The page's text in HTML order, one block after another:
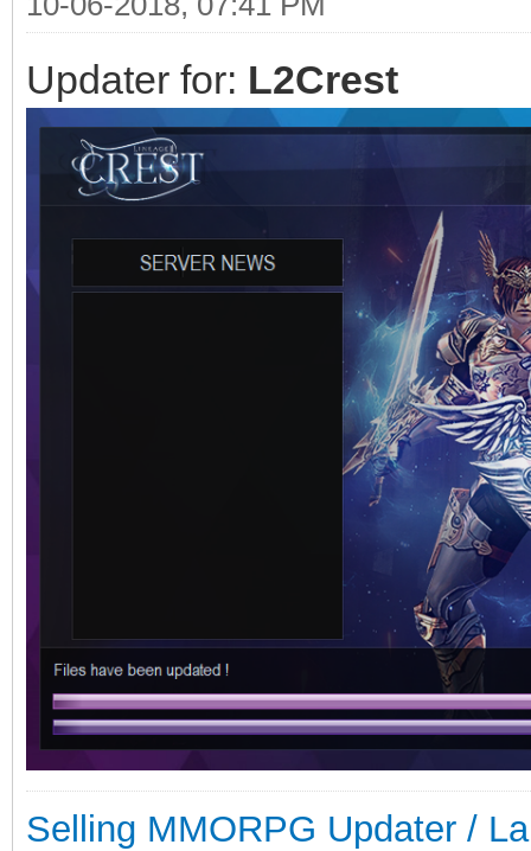
Updater for: L2Crest
Selling MMORPG Updater /